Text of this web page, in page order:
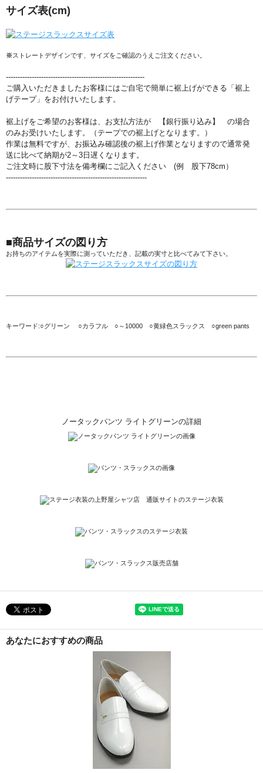
サイズ表(cm)
※ストレートデザインです、サイズをご確認のうえご注文ください。
-----------------------------------------------------------
ご購入いただきましたお客様にはご自宅で簡単に裾上げができる「裾上
げテープ」をお付けいたします。
裾上げをご希望のお客様は、お支払方法が 【銀行振り込み】 の場合
のみお受けいたします。（テープでの裾上げとなります。）
作業は無料ですが、お振込み確認後の裾上げ作業となりますので通常発
送に比べて納期が2～3日遅くなります。
ご注文時に股下寸法を備考欄にご記入ください (例 股下78cm）
------------------------------------------------------------
■商品サイズの図り方
お持ちのアイテムを実際に測っていただき、記載の実寸と比べてみて下さい。
キーワード:○グリーン ○カラフル ○～10000 ○黄緑色スラックス ○green pants
ノータックパンツ ライトグリーンの詳細
あなたにおすすめの商品